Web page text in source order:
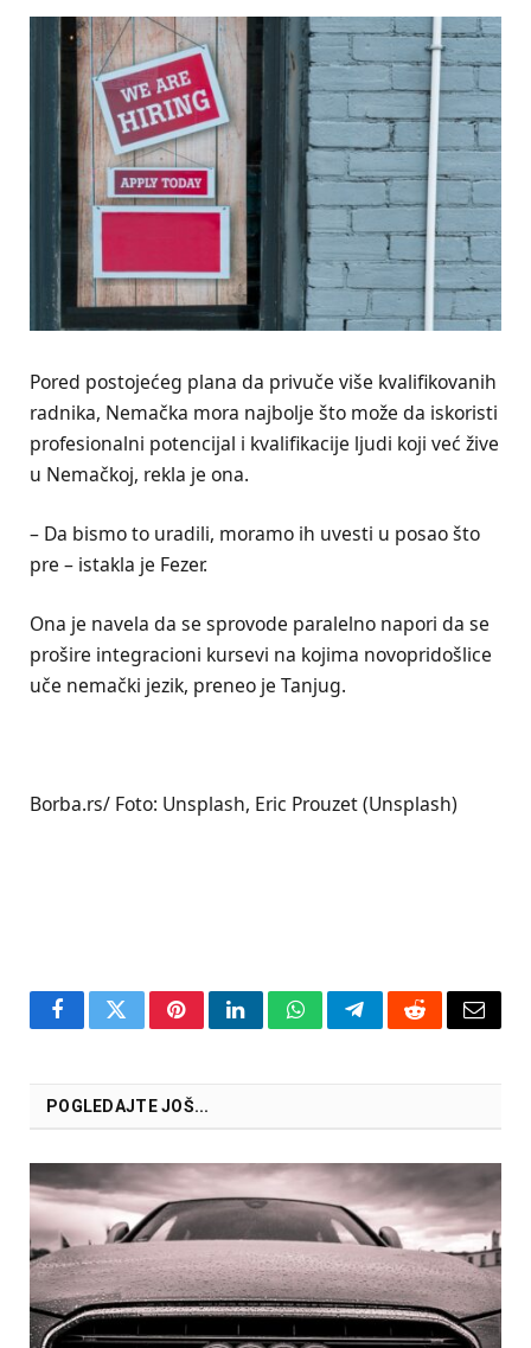
Pored postojećeg plana da privuče više kvalifikovanih
radnika, Nemačka mora najbolje što može da iskoristi
profesionalni potencijal i kvalifikacije ljudi koji već žive
u Nemačkoj, rekla je ona.
– Da bismo to uradili, moramo ih uvesti u posao što
pre – istakla je Fezer.
Ona je navela da se sprovode paralelno napori da se
prošire integracioni kursevi na kojima novopridošlice
uče nemački jezik, preneo je Tanjug.
Borba.rs/ Foto: Unsplash, Eric Prouzet (Unsplash)
FacebookTwitterPinterestLinkedInWhatsAppTelegramRedditEmail
POGLEDAJTE JOŠ...